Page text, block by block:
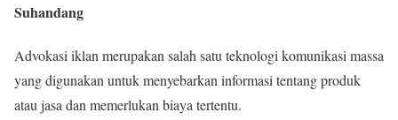
Suhandang
Advokasi iklan merupakan salah satu teknologi komunikasi massa
yang digunakan untuk menyebarkan informasi tentang produk
atau jasa dan memerlukan biaya tertentu.